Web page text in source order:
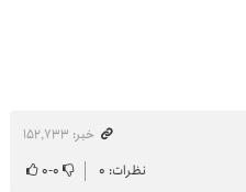
خبر: ۱۵۲٬۷۳۳
نظرات: ۰ ۰-۰